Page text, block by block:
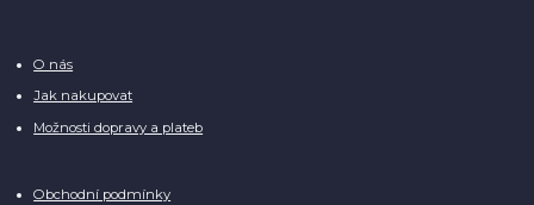
O nás
Jak nakupovat
Možnosti dopravy a plateb
Obchodní podmínky